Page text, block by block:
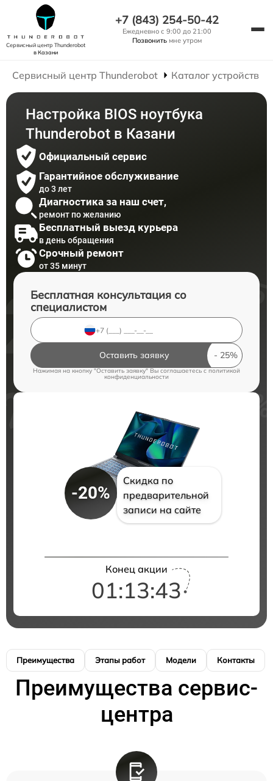
Сервисный центр Thunderobot
в Казани
+7 (843) 254-50-42
Ежедневно с 9:00 до 21:00
Позвонить мне утром
Сервисный центр Thunderobot Каталог устройств
Настройка BIOS ноутбука
Thunderobot в Казани
Официальный сервис
Гарантийное обслуживание
до 3 лет
Диагностика за наш счет,
ремонт по желанию
Бесплатный выезд курьера
в день обращения
Срочный ремонт
от 35 минут
Бесплатная консультация со
специалистом
Оставить заявку
Нажимая на кнопку "Оставить заявку" Вы соглашаетесь cполитикой
конфиденциальности
-20%
Скидка по
предварительной
записи на сайте
Конец акции
01:13:42
Преимущества Этапы работ Модели Контакты
Преимущества сервис-
центра